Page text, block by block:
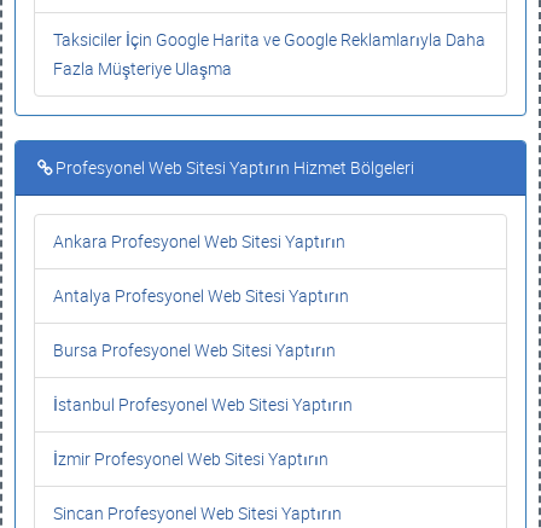
Taksiciler İçin Google Harita ve Google Reklamlarıyla Daha
Fazla Müşteriye Ulaşma
Profesyonel Web Sitesi Yaptırın Hizmet Bölgeleri
Ankara Profesyonel Web Sitesi Yaptırın
Antalya Profesyonel Web Sitesi Yaptırın
Bursa Profesyonel Web Sitesi Yaptırın
İstanbul Profesyonel Web Sitesi Yaptırın
İzmir Profesyonel Web Sitesi Yaptırın
Sincan Profesyonel Web Sitesi Yaptırın